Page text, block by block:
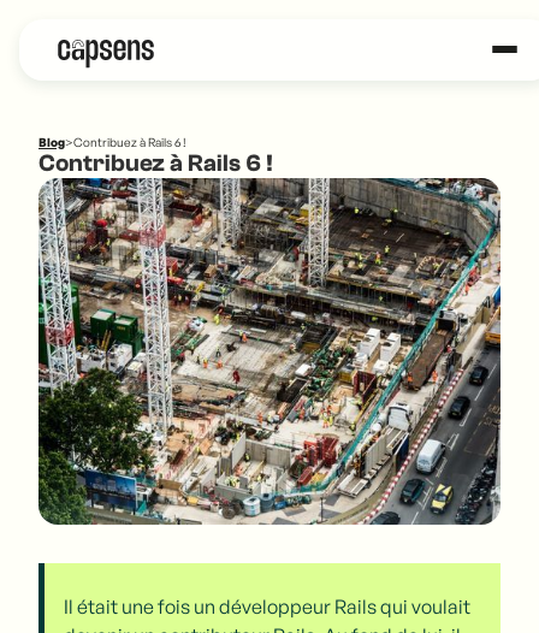
Blog>Contribuez à Rails 6 !
Contribuez à Rails 6 !
Il était une fois un développeur Rails qui voulait